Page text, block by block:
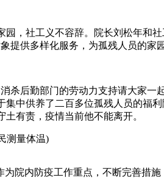
，社工义不容辞。院长刘松年和
提供多样化服务，为孤残人员的家
杀后勤部门的劳动力支持请大家
中供养了二百多位孤残人员的福
有责，疫情当前他不能离开。
测量体温)
院内防疫工作重点，不断完善措